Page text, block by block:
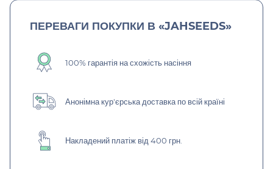
ПЕРЕВАГИ ПОКУПКИ В «JAHSEEDS»
100% гарантія на схожість насіння
Анонімна кур'єрська доставка по всій країні
Накладений платіж від 400 грн.